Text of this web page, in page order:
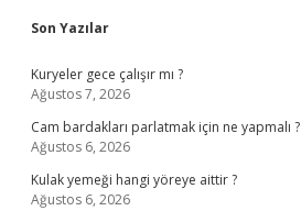
Sidebar
Son Yazılar
Kuryeler gece çalışır mı ?
Ağustos 7, 2026
Cam bardakları parlatmak için ne yapmalı ?
Ağustos 6, 2026
Kulak yemeği hangi yöreye aittir ?
Ağustos 6, 2026